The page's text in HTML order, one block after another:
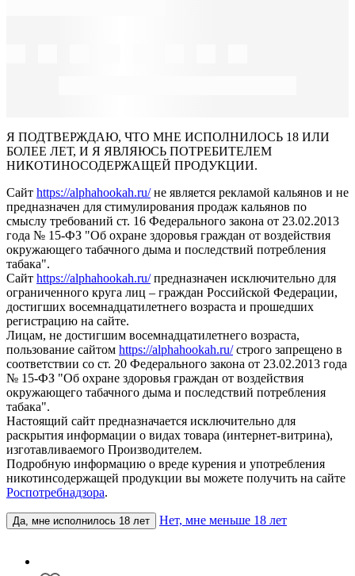
Я ПОДТВЕРЖДАЮ, ЧТО МНЕ ИСПОЛНИЛОСЬ 18 ИЛИ
БОЛЕЕ ЛЕТ, И Я ЯВЛЯЮСЬ ПОТРЕБИТЕЛЕМ
НИКОТИНОСОДЕРЖАЩЕЙ ПРОДУКЦИИ.
Сайт https://alphahookah.ru/не является рекламой кальянов и не
предназначен для стимулирования продаж кальянов по
смыслу требований ст. 16 Федерального закона от 23.02.2013
года № 15-ФЗ "Об охране здоровья граждан от воздействия
окружающего табачного дыма и последствий потребления
табака".
Сайт https://alphahookah.ru/предназначен исключительно для
ограниченного круга лиц – граждан Российской Федерации,
достигших восемнадцатилетнего возраста и прошедших
регистрацию на сайте.
Лицам, не достигшим восемнадцатилетнего возраста,
пользование сайтом https://alphahookah.ru/строго запрещено в
соответствии со ст. 20 Федерального закона от 23.02.2013 года
№ 15-ФЗ "Об охране здоровья граждан от воздействия
окружающего табачного дыма и последствий потребления
табака".
Настоящий сайт предназначается исключительно для
раскрытия информации о видах товара (интернет-витрина),
изготавливаемого Производителем.
Подробную информацию о вреде курения и употребления
никотинсодержащей продукции вы можете получить на сайте
Роспотребнадзора.
Да, мне исполнилось 18 лет Нет, мне меньше 18 лет